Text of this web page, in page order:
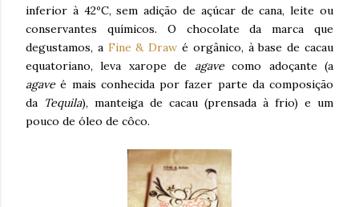
inferior à 42ºC, sem adição de açúcar de cana, leite ou
conservantes químicos. O chocolate da marca que
degustamos, a Fine & Drawé orgânico, à base de cacau
equatoriano, leva xarope de agavecomo adoçante (a
agave é mais conhecida por fazer parte da composição
da Tequila), manteiga de cacau (prensada à frio) e um
pouco de óleo de côco.